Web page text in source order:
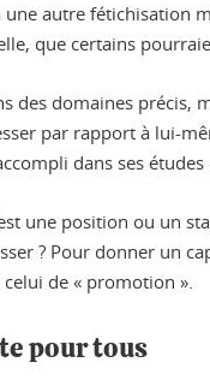
une autre fétichisation
que certains
des domaines précis,
par rapport à lui-
dans ses
une position ou un
? Pour donner un
de « promotion ».
pour tous